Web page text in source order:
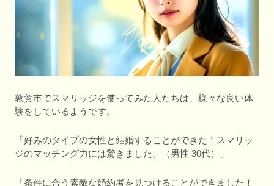
敦賀市でスマリッジを使ってみた人たちは、様々な良い体
験をしているようです。
「好みのタイプの女性と結婚することができた！スマリッ
ジのマッチング力には驚きました。（男性 30代）」
「条件に合う素敵な婚約者を見つけることができました！